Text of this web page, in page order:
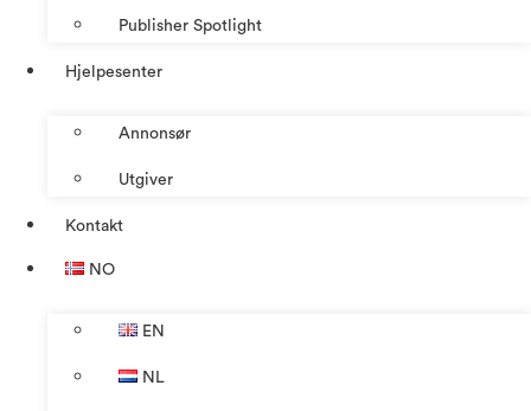
Publisher Spotlight
Hjelpesenter
Annonsør
Utgiver
Kontakt
NO
EN
NL